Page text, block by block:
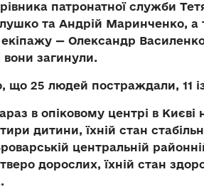
патронатної служби
та Андрій Маринченко,
екіпажу — Олександр
вони загинули.
що 25 людей постраждали, 11
в опіковому центрі в Києві
дитини, їхній стан
центральній
дорослих, їхній стан